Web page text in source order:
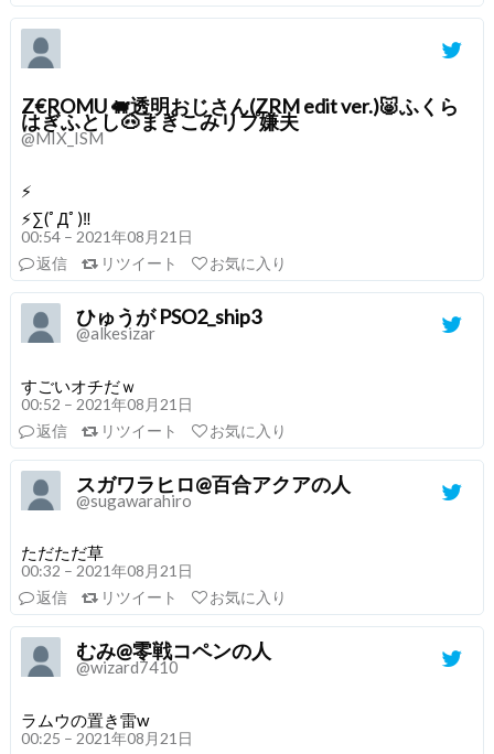
Z€ROMU 🐖透明おじさん(ZRM edit ver.)🐷ふくら
はぎふとし🐽まきこみリプ嫌夫
@MIX_ISM
⚡️
⚡️∑(ﾟДﾟ)‼️
00:54 – 2021年08月21日
返信
リツイート お気に入り
ひゅうが PSO2_ship3
@alkesizar
すごいオチだｗ
00:52 – 2021年08月21日
返信
リツイート お気に入り
スガワラヒロ@百合アクアの人
@sugawarahiro
ただただ草
00:32 – 2021年08月21日
返信
リツイート お気に入り
むみ@零戦コペンの人
@wizard7410
ラムウの置き雷w
00:25 – 2021年08月21日